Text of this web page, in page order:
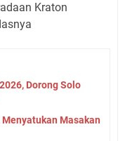
Kraton
Dorong Solo
Masakan